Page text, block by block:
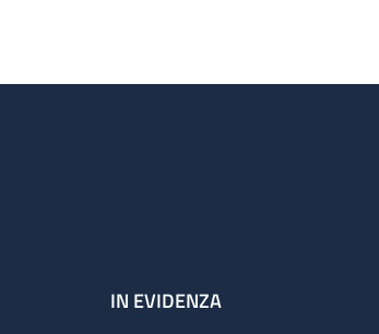
IN EVIDENZA